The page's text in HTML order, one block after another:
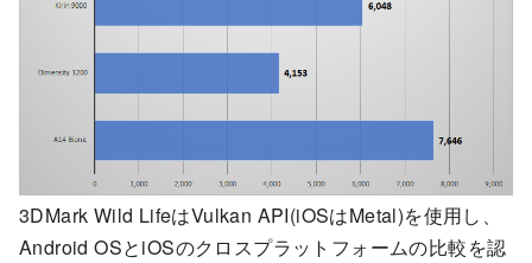
3DMark Wild LifeはVulkan API(iOSはMetal)を使用し、
Android OSとiOSのクロスプラットフォームの比較を認